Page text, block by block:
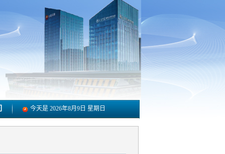
今天是 2026年8月9日 星期日